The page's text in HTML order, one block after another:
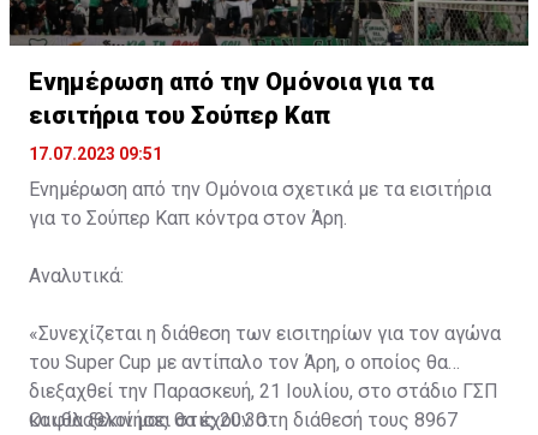
Ενημέρωση από την Ομόνοια για τα
εισιτήρια του Σούπερ Καπ
17.07.2023 09:51
Ενημέρωση από την Ομόνοια σχετικά με τα εισιτήρια
για το Σούπερ Καπ κόντρα στον Άρη.
Αναλυτικά:
«Συνεχίζεται η διάθεση των εισιτηρίων για τον αγώνα
του Super Cup με αντίπαλο τον Άρη, ο οποίος θα
διεξαχθεί την Παρασκευή, 21 Ιουλίου, στο στάδιο ΓΣΠ
και θα ξεκινήσει στις 20:30.
Οι φίλαθλοί μας θα έχουν στη διάθεσή τους 8967